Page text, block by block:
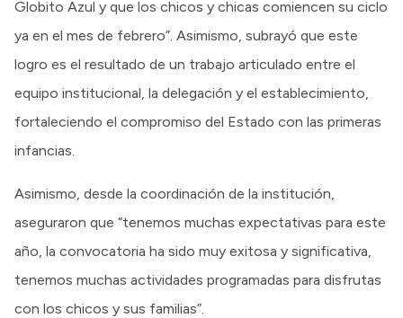
Globito Azul y que los chicos y chicas comiencen su ciclo
ya en el mes de febrero”. Asimismo, subrayó que este
logro es el resultado de un trabajo articulado entre el
equipo institucional, la delegación y el establecimiento,
fortaleciendo el compromiso del Estado con las primeras
infancias.
Asimismo, desde la coordinación de la institución,
aseguraron que “tenemos muchas expectativas para este
año, la convocatoria ha sido muy exitosa y significativa,
tenemos muchas actividades programadas para disfrutas
con los chicos y sus familias”.